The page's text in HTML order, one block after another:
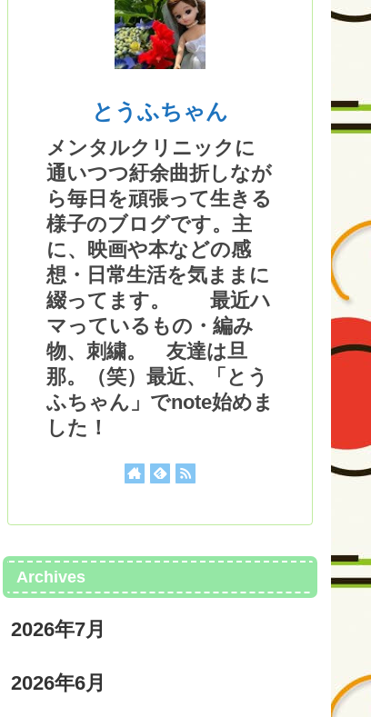
とうふちゃん
メンタルクリニックに
通いつつ紆余曲折しなが
ら毎日を頑張って生きる
様子のブログです。主
に、映画や本などの感
想・日常生活を気ままに
綴ってます。 最近ハ
マっているもの・編み
物、刺繍。 友達は旦
那。（笑）最近、「とう
ふちゃん」でnote始めま
した！
Archives
2026年7月
2026年6月